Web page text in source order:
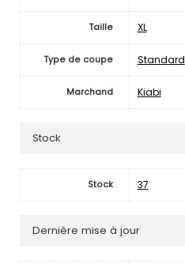
Taille XL
Type de coupe Standard
Marchand Kiabi
Stock
Stock 37
Dernière mise à jour